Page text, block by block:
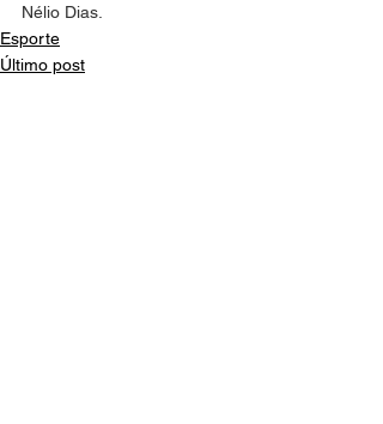
Nélio Dias.
Esporte
Último post